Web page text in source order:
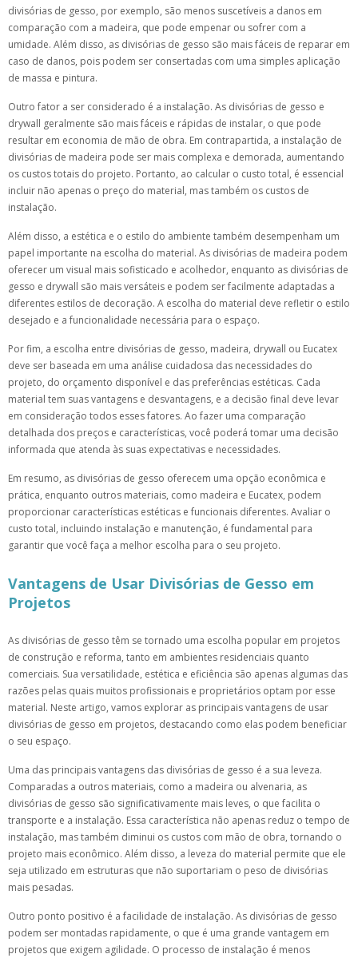
divisórias de gesso, por exemplo, são menos suscetíveis a danos em
comparação com a madeira, que pode empenar ou sofrer com a
umidade. Além disso, as divisórias de gesso são mais fáceis de reparar em
caso de danos, pois podem ser consertadas com uma simples aplicação
de massa e pintura.
Outro fator a ser considerado é a instalação. As divisórias de gesso e
drywall geralmente são mais fáceis e rápidas de instalar, o que pode
resultar em economia de mão de obra. Em contrapartida, a instalação de
divisórias de madeira pode ser mais complexa e demorada, aumentando
os custos totais do projeto. Portanto, ao calcular o custo total, é essencial
incluir não apenas o preço do material, mas também os custos de
instalação.
Além disso, a estética e o estilo do ambiente também desempenham um
papel importante na escolha do material. As divisórias de madeira podem
oferecer um visual mais sofisticado e acolhedor, enquanto as divisórias de
gesso e drywall são mais versáteis e podem ser facilmente adaptadas a
diferentes estilos de decoração. A escolha do material deve refletir o estilo
desejado e a funcionalidade necessária para o espaço.
Por fim, a escolha entre divisórias de gesso, madeira, drywall ou Eucatex
deve ser baseada em uma análise cuidadosa das necessidades do
projeto, do orçamento disponível e das preferências estéticas. Cada
material tem suas vantagens e desvantagens, e a decisão final deve levar
em consideração todos esses fatores. Ao fazer uma comparação
detalhada dos preços e características, você poderá tomar uma decisão
informada que atenda às suas expectativas e necessidades.
Em resumo, as divisórias de gesso oferecem uma opção econômica e
prática, enquanto outros materiais, como madeira e Eucatex, podem
proporcionar características estéticas e funcionais diferentes. Avaliar o
custo total, incluindo instalação e manutenção, é fundamental para
garantir que você faça a melhor escolha para o seu projeto.
Vantagens de Usar Divisórias de Gesso em
Projetos
As divisórias de gesso têm se tornado uma escolha popular em projetos
de construção e reforma, tanto em ambientes residenciais quanto
comerciais. Sua versatilidade, estética e eficiência são apenas algumas das
razões pelas quais muitos profissionais e proprietários optam por esse
material. Neste artigo, vamos explorar as principais vantagens de usar
divisórias de gesso em projetos, destacando como elas podem beneficiar
o seu espaço.
Uma das principais vantagens das divisórias de gesso é a sua leveza.
Comparadas a outros materiais, como a madeira ou alvenaria, as
divisórias de gesso são significativamente mais leves, o que facilita o
transporte e a instalação. Essa característica não apenas reduz o tempo de
instalação, mas também diminui os custos com mão de obra, tornando o
projeto mais econômico. Além disso, a leveza do material permite que ele
seja utilizado em estruturas que não suportariam o peso de divisórias
mais pesadas.
Outro ponto positivo é a facilidade de instalação. As divisórias de gesso
podem ser montadas rapidamente, o que é uma grande vantagem em
projetos que exigem agilidade. O processo de instalação é menos